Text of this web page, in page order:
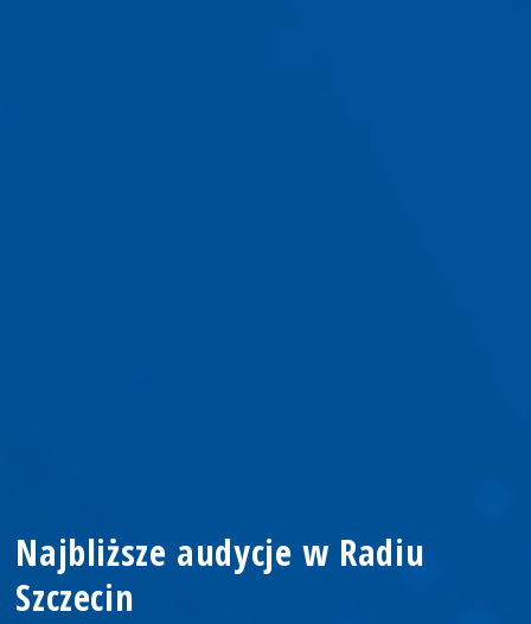
Najbliższe audycje w Radiu
Szczecin